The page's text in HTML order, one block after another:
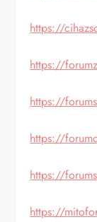
https://
https://
https://
https://
https://
https://